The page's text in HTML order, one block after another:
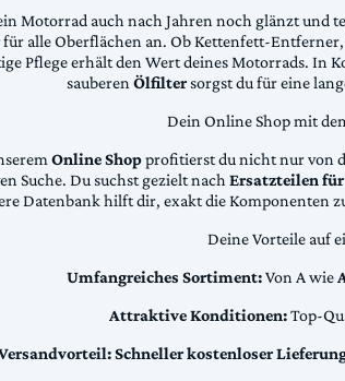
Motorrad auch nach Jahren noch glänzt und
für alle Oberflächen an. Ob Kettenfett-
Pflege erhält den Wert deines Motorrads. In
sauberenÖlfiltersorgst du für eine
Dein Online Shop mit
Online Shopprofitierst du nicht nur von
Suche. Du suchst gezielt nachErsatzteilen
Datenbank hilft dir, exakt die Komponenten
Deine Vorteile auf
Umfangreiches Sortiment:Von A wie
Attraktive Konditionen:Top-
Schneller kostenloser